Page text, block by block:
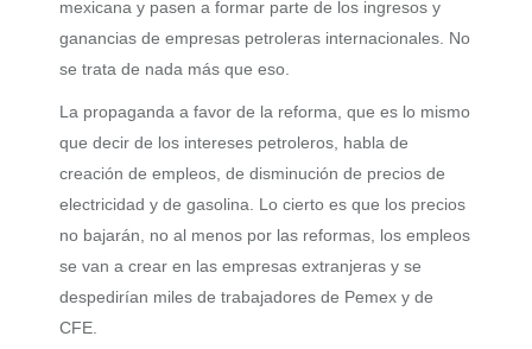
mexicana y pasen a formar parte de los ingresos y
ganancias de empresas petroleras internacionales. No
se trata de nada más que eso.
La propaganda a favor de la reforma, que es lo mismo
que decir de los intereses petroleros, habla de
creación de empleos, de disminución de precios de
electricidad y de gasolina. Lo cierto es que los precios
no bajarán, no al menos por las reformas, los empleos
se van a crear en las empresas extranjeras y se
despedirían miles de trabajadores de Pemex y de
CFE.